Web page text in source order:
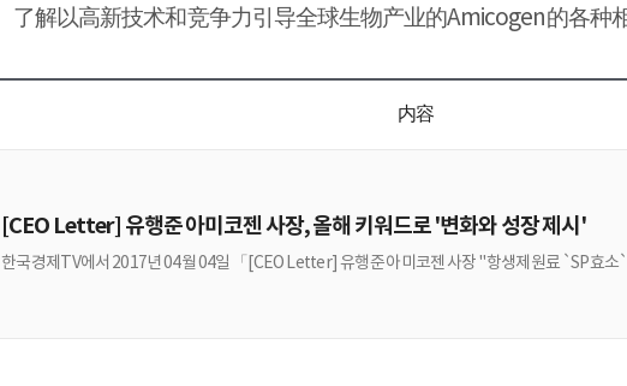
了解以高新技术和竞争力引导全球生物产业的Amicogen的各种
内容
[CEO Letter] 유행준 아미코젠 사장, 올해 키워드로 '변화와 성장 제시'
한국경제TV에서 2017년 04월 04일 「[CEO Letter] 유행준 아미코젠 사장 "항생제원료 `SP효